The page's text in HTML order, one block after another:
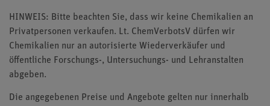
HINWEIS: Bitte beachten Sie, dass wir keine Chemikalien an
Privatpersonen verkaufen. Lt. ChemVerbotsV dürfen wir
Chemikalien nur an autorisierte Wiederverkäufer und
öffentliche Forschungs-, Untersuchungs- und Lehranstalten
abgeben.
Die angegebenen Preise und Angebote gelten nur innerhalb